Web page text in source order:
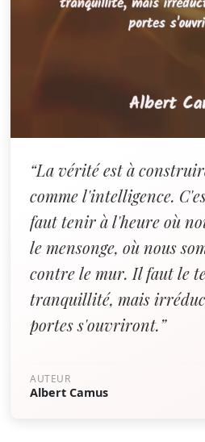
“La vérité est à
comme l'intelligence.
faut tenir à l'heure où
le mensonge, où nous
contre le mur. Il faut le
tranquillité, mais
portes s'ouvriront.”
AUTEUR
Albert Camus